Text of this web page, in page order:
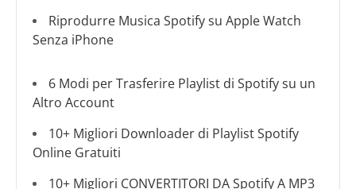
Riprodurre Musica Spotify su Apple Watch
Senza iPhone
6 Modi per Trasferire Playlist di Spotify su un
Altro Account
10+ Migliori Downloader di Playlist Spotify
Online Gratuiti
10+ Migliori CONVERTITORI DA Spotify A MP3